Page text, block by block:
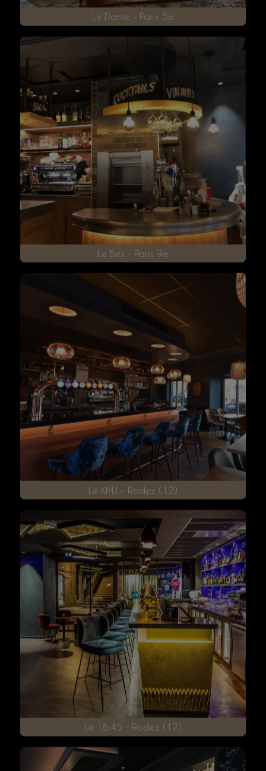
Le Dante - Paris 5e
Le Bex - Paris 9e
Le KMJ – Rodez (12)